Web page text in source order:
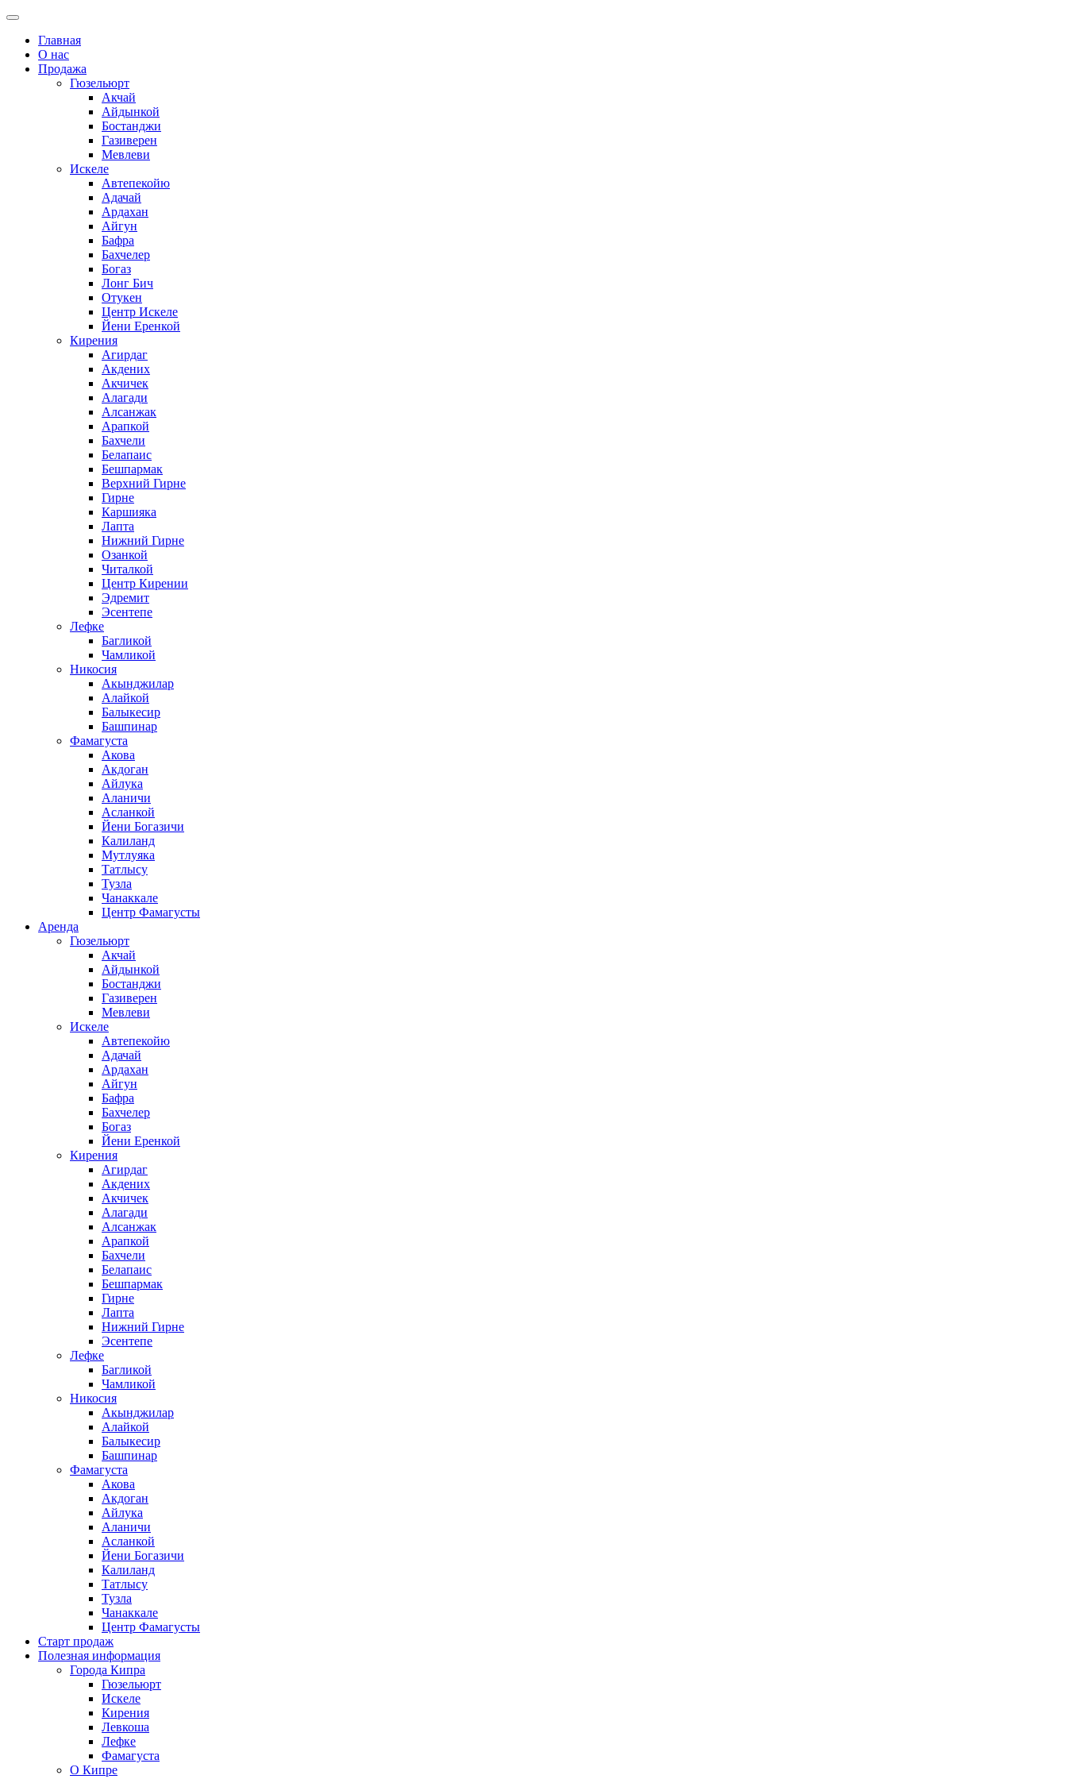
Главная
О нас
Продажа
Гюзельюрт
Акчай
Айдынкой
Бостанджи
Газиверен
Мевлеви
Искеле
Автепекойю
Адачай
Ардахан
Айгун
Бафра
Бахчелер
Богаз
Лонг Бич
Отукен
Центр Искеле
Йени Еренкой
Кирения
Агирдаг
Акдених
Акчичек
Алагади
Алсанжак
Арапкой
Бахчели
Белапаис
Бешпармак
Верхний Гирне
Гирне
Каршияка
Лапта
Нижний Гирне
Озанкой
Читалкой
Центр Кирении
Эдремит
Эсентепе
Лефке
Багликой
Чамликой
Никосия
Акынджилар
Алайкой
Балыкесир
Башпинар
Фамагуста
Акова
Акдоган
Айлука
Аланичи
Асланкой
Йени Богазичи
Калиланд
Мутлуяка
Татлысу
Тузла
Чанаккале
Центр Фамагусты
Аренда
Гюзельюрт
Акчай
Айдынкой
Бостанджи
Газиверен
Мевлеви
Искеле
Автепекойю
Адачай
Ардахан
Айгун
Бафра
Бахчелер
Богаз
Йени Еренкой
Кирения
Агирдаг
Акдених
Акчичек
Алагади
Алсанжак
Арапкой
Бахчели
Белапаис
Бешпармак
Гирне
Лапта
Нижний Гирне
Эсентепе
Лефке
Багликой
Чамликой
Никосия
Акынджилар
Алайкой
Балыкесир
Башпинар
Фамагуста
Акова
Акдоган
Айлука
Аланичи
Асланкой
Йени Богазичи
Калиланд
Татлысу
Тузла
Чанаккале
Центр Фамагусты
Старт продаж
Полезная информация
Города Кипра
Гюзельюрт
Искеле
Кирения
Левкоша
Лефке
Фамагуста
О Кипре